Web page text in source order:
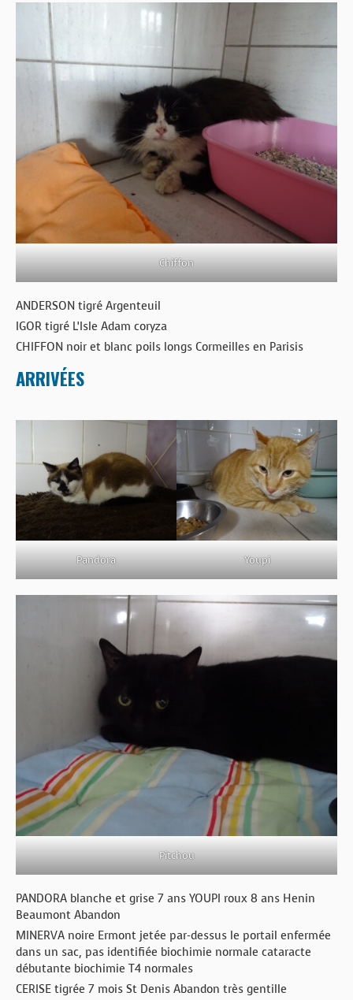
Chiffon
ANDERSON tigré Argenteuil
IGOR tigré L’Isle Adam coryza
CHIFFON noir et blanc poils longs Cormeilles en Parisis
ARRIVÉES
Pandora Youpi
Pitchou
PANDORA blanche et grise 7 ans YOUPI roux 8 ans Henin
Beaumont Abandon
MINERVA noire Ermont jetée par-dessus le portail enfermée
dans un sac, pas identifiée biochimie normale cataracte
débutante biochimie T4 normales
CERISE tigrée 7 mois St Denis Abandon très gentille